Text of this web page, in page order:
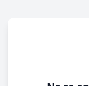
Modalidad de